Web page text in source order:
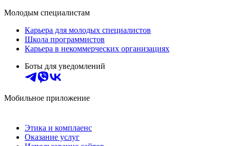
Молодым специалистам
Карьера для молодых специалистов
Школа программистов
Карьера в некоммерческих организациях
Боты для уведомлений
Мобильное приложение
Этика и комплаенс
Оказание услуг